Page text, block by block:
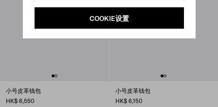
COOKIE设置
小号皮革钱包
HK$ 6,550
小号皮革钱包
HK$ 6,150